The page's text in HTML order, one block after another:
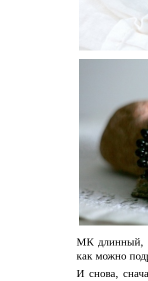
МК длинный,
как можно
И снова,